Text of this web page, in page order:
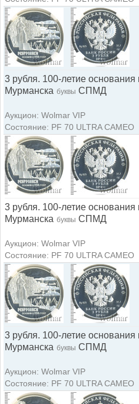
3 рубля. 100-летие основания
Мурманска буквы СПМД
Аукцион: Wolmar VIP
Состояние: PF 70 ULTRA CAMEO
3 рубля. 100-летие основания
Мурманска буквы СПМД
Аукцион: Wolmar VIP
Состояние: PF 70 ULTRA CAMEO
3 рубля. 100-летие основания
Мурманска буквы СПМД
Аукцион: Wolmar VIP
Состояние: PF 70 ULTRA CAMEO